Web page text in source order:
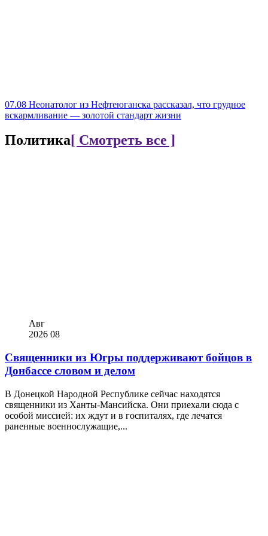
07.08 Неонатолог из Нефтеюганска рассказал, что грудное
вскармливание — золотой стандарт жизни
Политика[ Смотреть все ]
Авг
2026 08
Священники из Югры поддерживают бойцов в
Донбассе словом и делом
В Донецкой Народной Республике сейчас находятся
священники из Ханты-Мансийска. Они приехали сюда с
особой миссией: их ждут и в госпиталях, где лечатся
раненные военнослужащие,...